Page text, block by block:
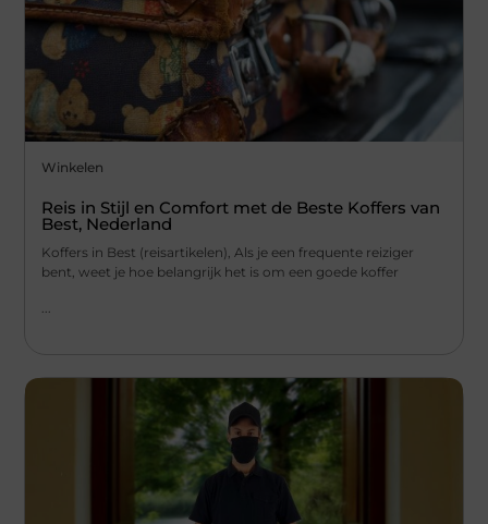
Winkelen
Reis in Stijl en Comfort met de Beste Koffers van
Best, Nederland
Koffers in Best (reisartikelen), Als je een frequente reiziger
bent, weet je hoe belangrijk het is om een goede koffer